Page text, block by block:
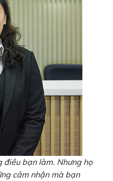
điều bạn làm. Nhưng họ
cảm nhận mà bạn